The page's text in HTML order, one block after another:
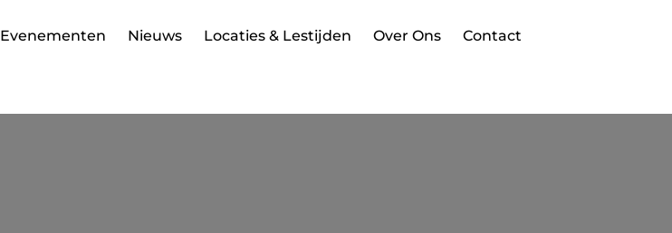
Evenementen Nieuws Locaties & Lestijden Over Ons Contact